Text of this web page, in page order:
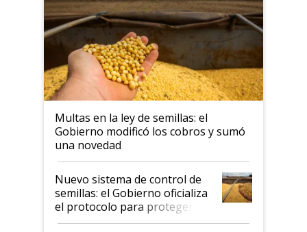
Multas en la ley de semillas: el
Gobierno modificó los cobros y sumó
una novedad
Nuevo sistema de control de
semillas: el Gobierno oficializa
el protocolo para proteger la
propiedad intelectual